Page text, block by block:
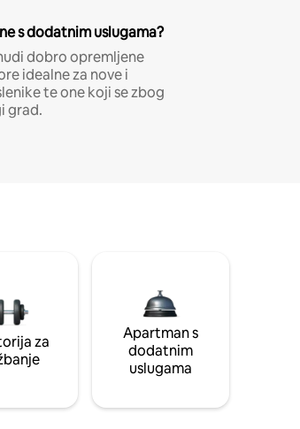
s dodatnim uslugama?
dobro opremljene
idealne za nove i
te one koji se zbog
grad.
za
Apartman s
dodatnim
uslugama